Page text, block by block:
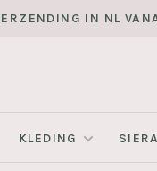
IN NL
KLEDING